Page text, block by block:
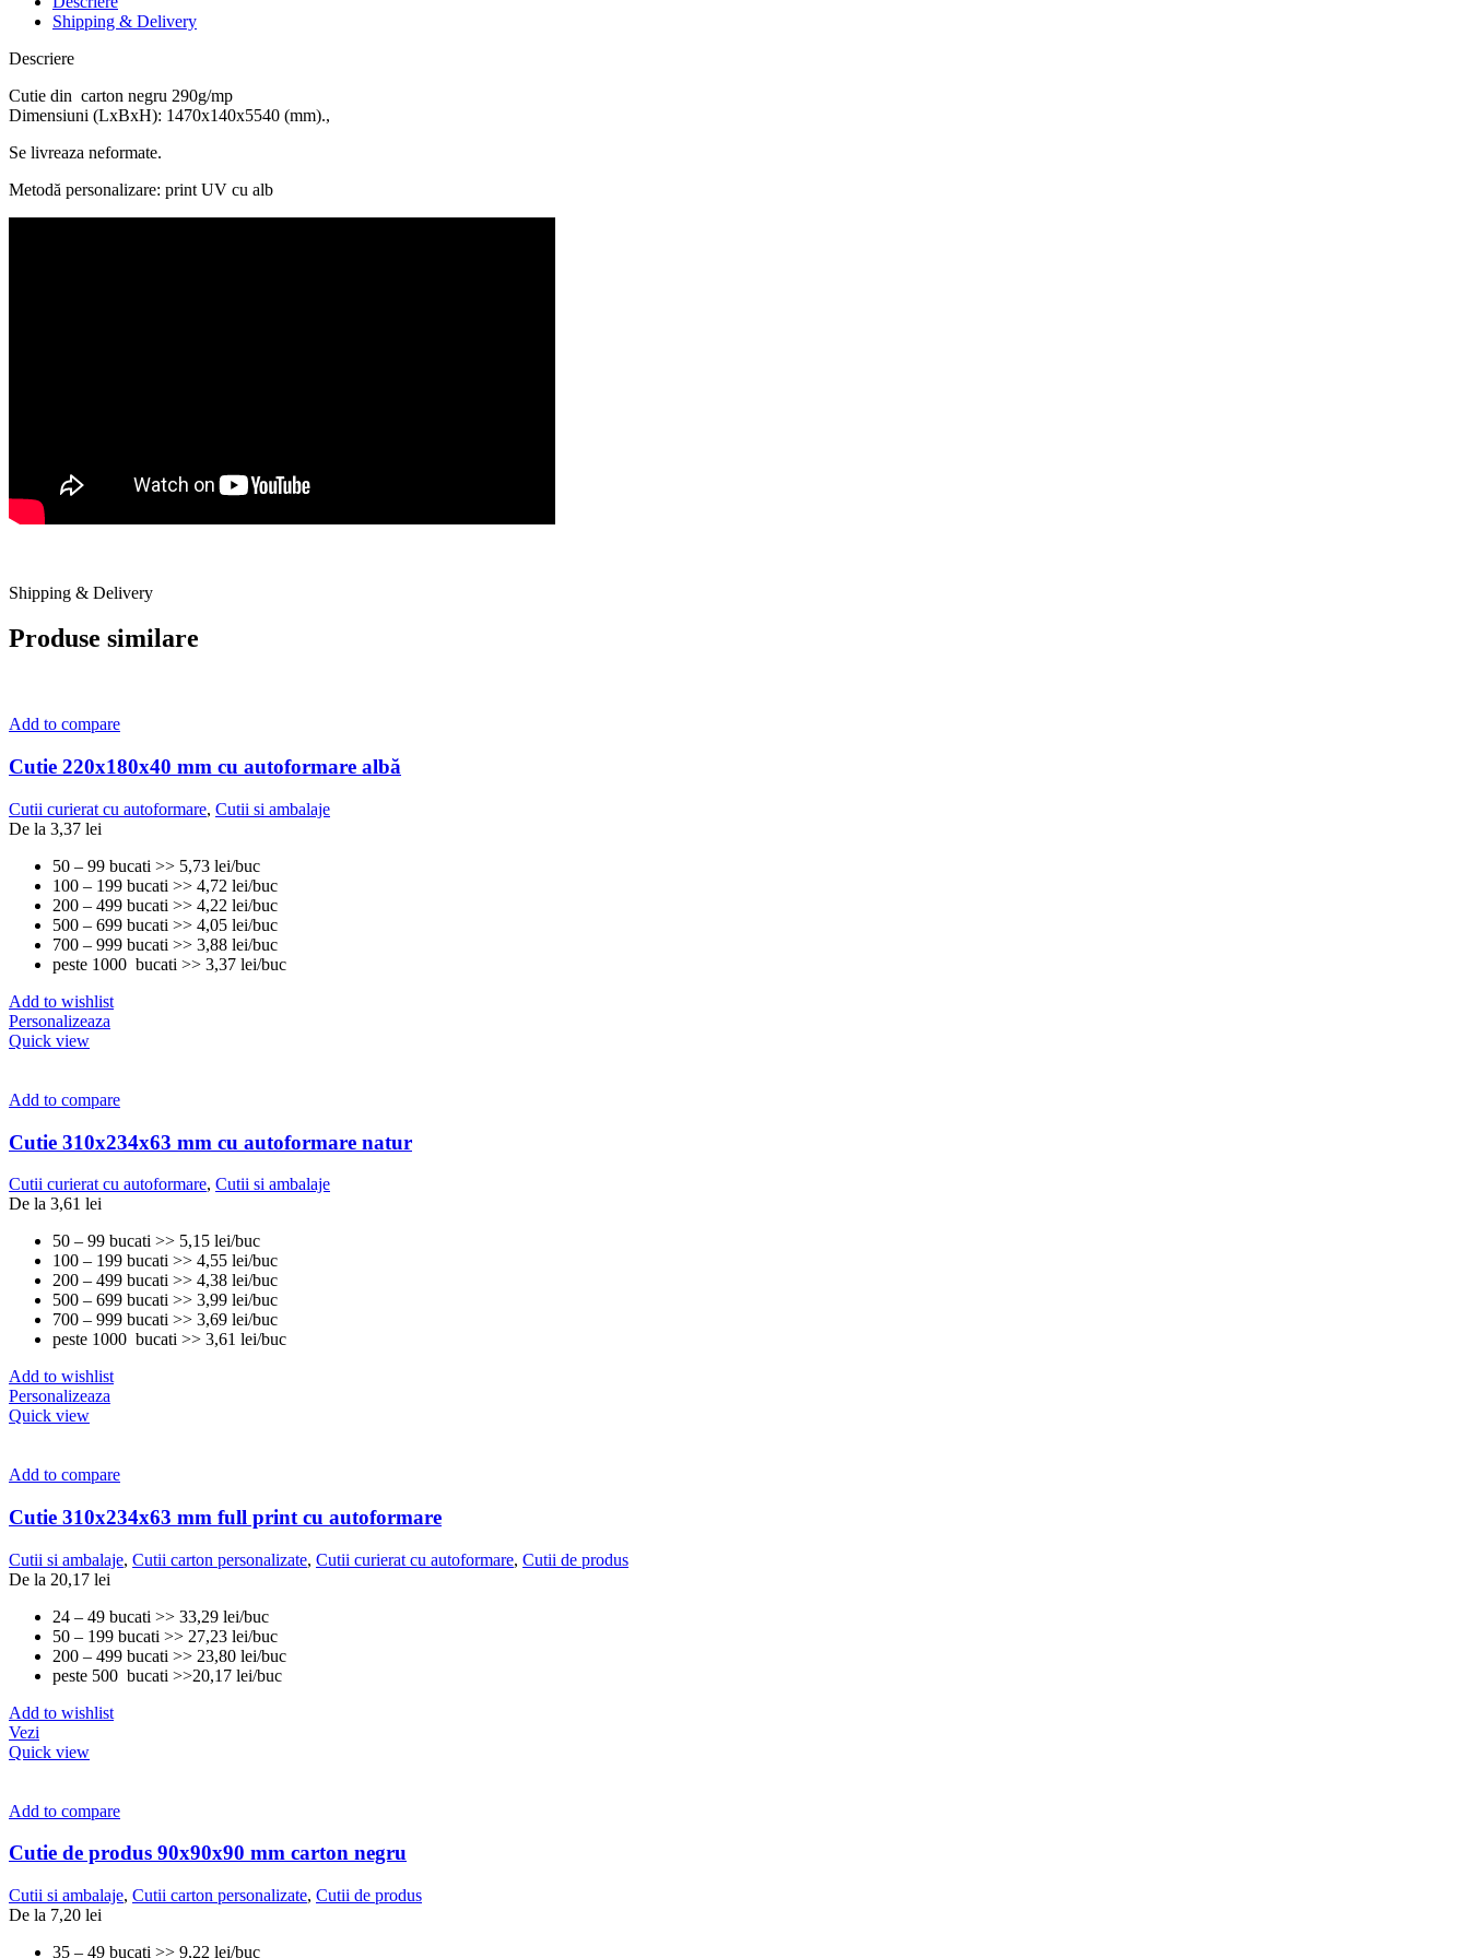
Shipping & Delivery
Descriere
Cutie din carton negru 290g/mp
Dimensiuni (LxBxH): 1470x140x5540 (mm).,
Se livreaza neformate.
Metodă personalizare: print UV cu alb
Shipping & Delivery
Produse similare
Add to compare
Cutie 220x180x40 mm cu autoformare albă
Cutii curierat cu autoformare, Cutii si ambalaje
De la 3,37 lei
50 – 99 bucati >> 5,73 lei/buc
100 – 199 bucati >> 4,72 lei/buc
200 – 499 bucati >> 4,22 lei/buc
500 – 699 bucati >> 4,05 lei/buc
700 – 999 bucati >> 3,88 lei/buc
peste 1000 bucati >> 3,37 lei/buc
Add to wishlist
Personalizeaza
Quick view
Add to compare
Cutie 310x234x63 mm cu autoformare natur
Cutii curierat cu autoformare, Cutii si ambalaje
De la 3,61 lei
50 – 99 bucati >> 5,15 lei/buc
100 – 199 bucati >> 4,55 lei/buc
200 – 499 bucati >> 4,38 lei/buc
500 – 699 bucati >> 3,99 lei/buc
700 – 999 bucati >> 3,69 lei/buc
peste 1000 bucati >> 3,61 lei/buc
Add to wishlist
Personalizeaza
Quick view
Add to compare
Cutie 310x234x63 mm full print cu autoformare
Cutii si ambalaje, Cutii carton personalizate, Cutii curierat cu autoformare, Cutii de produs
De la 20,17 lei
24 – 49 bucati >> 33,29 lei/buc
50 – 199 bucati >> 27,23 lei/buc
200 – 499 bucati >> 23,80 lei/buc
peste 500 bucati >>20,17 lei/buc
Add to wishlist
Vezi
Quick view
Add to compare
Cutie de produs 90x90x90 mm carton negru
Cutii si ambalaje, Cutii carton personalizate, Cutii de produs
De la 7,20 lei
35 – 49 bucati >> 9,22 lei/buc